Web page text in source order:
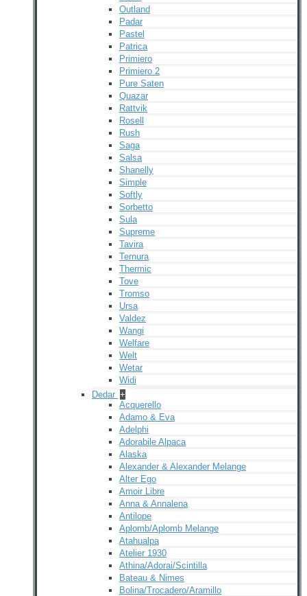
Outland
Padar
Pastel
Patrica
Primiero
Primiero 2
Pure Saten
Quazar
Rattvik
Rosell
Rush
Saga
Salsa
Shanelly
Simple
Softly
Sorbetto
Sula
Supreme
Tavira
Ternura
Thermic
Tove
Tromso
Ursa
Valdez
Wangi
Welfare
Welt
Wetar
Widi
Dedar +
Acquerello
Adamo & Eva
Adelphi
Adorabile Alpaca
Alaska
Alexander & Alexander Melange
Alter Ego
Amoir Libre
Anna & Annalena
Antilope
Aplomb/Aplomb Melange
Atahualpa
Atelier 1930
Athina/Adorai/Scintilla
Bateau & Nimes
Bolina/Trocadero/Aramillo